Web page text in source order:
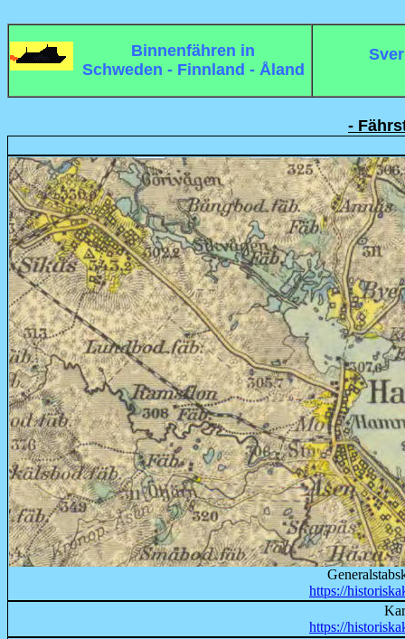
Binnenfähren in
Schweden - Finnland - Åland
-
https://
https://